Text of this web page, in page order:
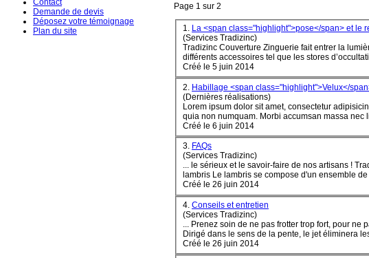
Demande de devis
Déposez votre témoignage
Plan du site
Page 1 sur 2
1. La <span class="highlight">pose</span> et le
(Services Tradizinc)
Tradizinc Couverture Zinguerie fait entrer la
différents accessoires tel que les stores
Créé le 5 juin 2014
2. Habillage <span class="highlight">Velux</
(Dernières réalisations)
Lorem ipsum dolor sit amet, consectetur
quia non numquam. Morbi accumsan massa nec
Créé le 6 juin 2014
3. FAQs
(Services Tradizinc)
... le sérieux et le savoir-faire de nos artisans !
lambris Le lambris se compose d'un ensemble
Créé le 26 juin 2014
4. Conseils et entretien
(Services Tradizinc)
... Prenez soin de ne pas frotter trop fort, pour ne
Dirigé dans le sens de la pente, le jet éliminera
Créé le 26 juin 2014